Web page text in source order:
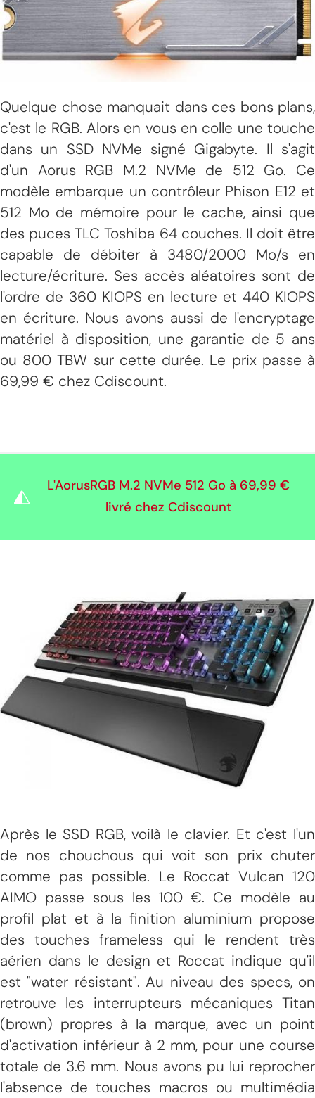
Quelque chose manquait dans ces bons plans,
c'est le RGB. Alors en vous en colle une touche
dans un SSD NVMe signé Gigabyte. Il s'agit
d'un Aorus RGB M.2 NVMe de 512 Go. Ce
modèle embarque un contrôleur Phison E12 et
512 Mo de mémoire pour le cache, ainsi que
des puces TLC Toshiba 64 couches. Il doit être
capable de débiter à 3480/2000 Mo/s en
lecture/écriture. Ses accès aléatoires sont de
l'ordre de 360 KIOPS en lecture et 440 KIOPS
en écriture. Nous avons aussi de l'encryptage
matériel à disposition, une garantie de 5 ans
ou 800 TBW sur cette durée. Le prix passe à
69,99 € chez Cdiscount.
L'AorusRGB M.2 NVMe 512 Go à 69,99 €
livré chez Cdiscount
Après le SSD RGB, voilà le clavier. Et c'est l'un
de nos chouchous qui voit son prix chuter
comme pas possible. Le Roccat Vulcan 120
AIMO passe sous les 100 €. Ce modèle au
profil plat et à la finition aluminium propose
des touches frameless qui le rendent très
aérien dans le design et Roccat indique qu'il
est "water résistant". Au niveau des specs, on
retrouve les interrupteurs mécaniques Titan
(brown) propres à la marque, avec un point
d'activation inférieur à 2 mm, pour une course
totale de 3.6 mm. Nous avons pu lui reprocher
l'absence de touches macros ou multimédia